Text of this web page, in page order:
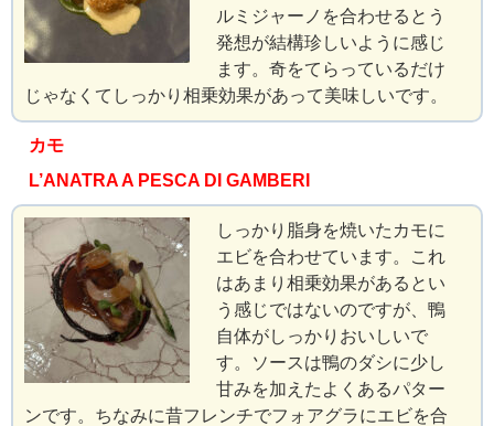
ルミジャーノを合わせるとう
発想が結構珍しいように感じ
ます。奇をてらっているだけ
じゃなくてしっかり相乗効果があって美味しいです。
カモ
L’ANATRA A PESCA DI GAMBERI
しっかり脂身を焼いたカモに
エビを合わせています。これ
はあまり相乗効果があるとい
う感じではないのですが、鴨
自体がしっかりおいしいで
す。ソースは鴨のダシに少し
甘みを加えたよくあるパター
ンです。ちなみに昔フレンチでフォアグラにエビを合